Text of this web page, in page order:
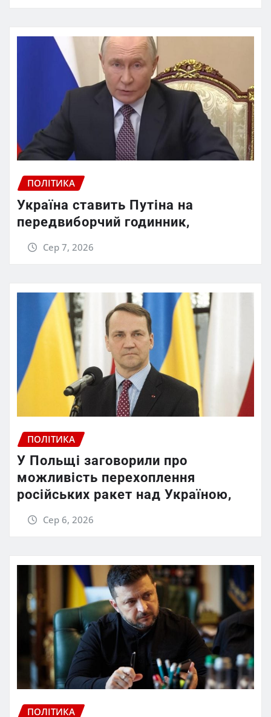
ПОЛІТИКА
Україна ставить Путіна на
передвиборчий годинник,
Сер 7, 2026
ПОЛІТИКА
У Польщі заговорили про
можливість перехоплення
російських ракет над Україною,
Сер 6, 2026
ПОЛІТИКА